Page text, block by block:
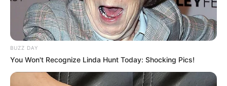
BUZZ DAY
You Won't Recognize Linda Hunt Today: Shocking Pics!